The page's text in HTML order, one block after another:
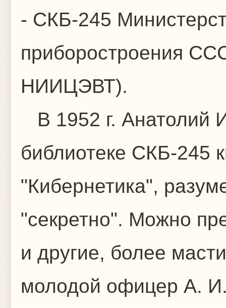
- СКБ-245
приборостроения
НИИЦЭВТ).
В 1952 г. Анатолий
библиотеке СКБ-245
"Кибернетика",
"секретно". Можно
и другие, более
молодой офицер А.